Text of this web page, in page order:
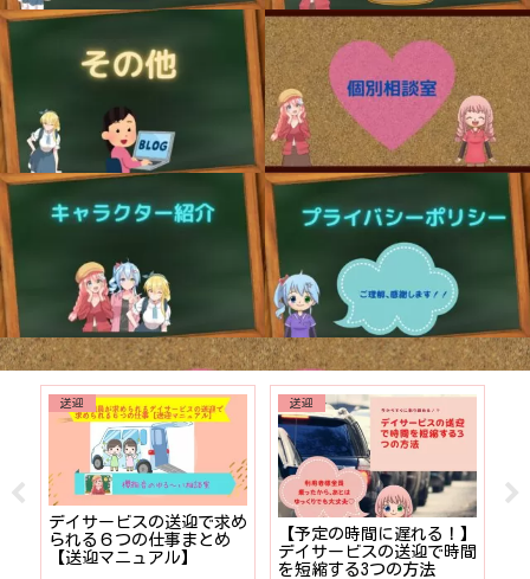
送迎
デイサービスの送迎で求め
られる６つの仕事まとめ
【送迎マニュアル】
送迎
【予定の時間に遅れる！】
デイサービスの送迎で時間
を短縮する3つの方法